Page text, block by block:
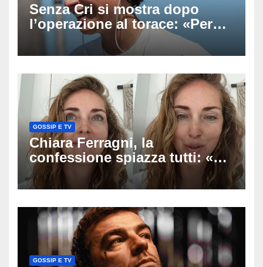
Senza Cri si mostra dopo
l’operazione al torace: «Per
anni mi sentivo in trappola», il
racconto sul difficile percorso
GOSSIP E TV
Chiara Ferragni, la
confessione spiazza tutti: «Un
mio ex voleva che mi rifacessi
il seno». Poi svela i ritocchi di
GOSSIP E TV